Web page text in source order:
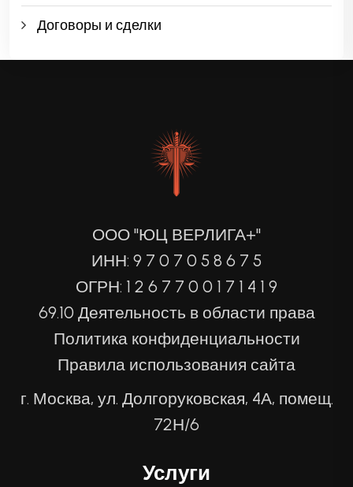
Договоры и сделки
ООО "ЮЦ ВЕРЛИГА+"
ИНН: 9 7 0 7 0 5 8 6 7 5
ОГРН: 1 2 6 7 7 0 0 1 7 1 4 1 9
69.10 Деятельность в области права
Политика конфиденциальности
Правила использования сайта
г. Москва, ул. Долгоруковская, 4А, помещ.
72Н/6
Услуги